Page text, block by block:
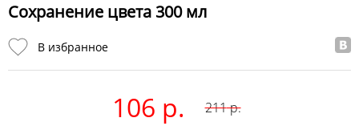
Сохранение цвета 300 мл
В избранное
106 р. 211р.